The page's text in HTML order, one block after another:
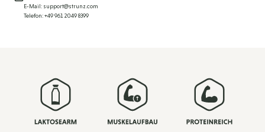
E-Mail: support@strunz.com
Telefon: +49 961 2049 8399